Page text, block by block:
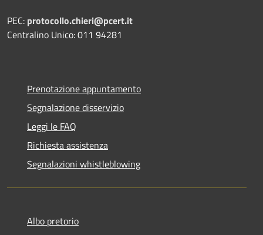
PEC: protocollo.chieri@pcert.it
Centralino Unico: 011 94281
Prenotazione appuntamento
Segnalazione disservizio
Leggi le FAQ
Richiesta assistenza
Segnalazioni whistleblowing
Albo pretorio